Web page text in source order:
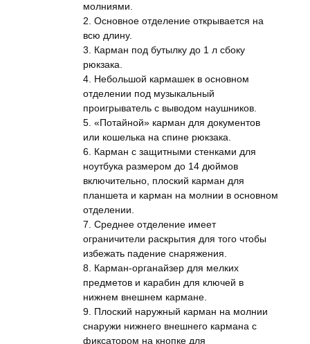
молниями.
2. Основное отделение открывается на
всю длину.
3. Карман под бутылку до 1 л сбоку
рюкзака.
4. Небольшой кармашек в основном
отделении под музыкальный
проигрыватель с выводом наушников.
5. «Потайной» карман для документов
или кошелька на спине рюкзака.
6. Карман с защитными стенками для
ноутбука размером до 14 дюймов
включительно, плоский карман для
планшета и карман на молнии в основном
отделении.
7. Среднее отделение имеет
ограничители раскрытия для того чтобы
избежать падение снаряжения.
8. Карман-органайзер для мелких
предметов и карабин для ключей в
нижнем внешнем кармане.
9. Плоский наружный карман на молнии
снаружи нижнего внешнего кармана с
фиксатором на кнопке для